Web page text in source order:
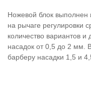
Ножевой блок выполнен
на рычаге регулировки
количество вариантов
насадок от 0,5 до 2 мм.
барберу насадки 1,5 и